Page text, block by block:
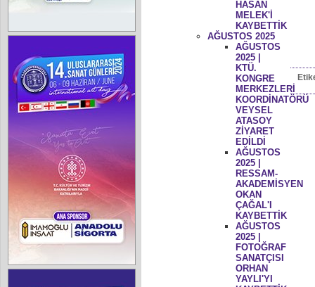
HASAN
MELEK'İ
KAYBETTİK
AĞUSTOS 2025
AĞUSTOS
2025 |
KTÜ.
KONGRE
MERKEZLERİ
KOORDİNATÖRÜ
VEYSEL
ATASOY
ZİYARET
EDİLDİ
AĞUSTOS
2025 |
RESSAM-
AKADEMİSYEN
OKAN
ÇAĞAL'I
KAYBETTİK
AĞUSTOS
2025 |
FOTOĞRAF
SANATÇISI
ORHAN
YAYLI'YI